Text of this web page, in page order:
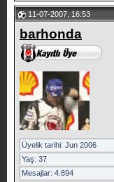
11-07-2007, 16:53
barhonda
Üyelik tarihi: Jun 2006
Yaş: 37
Mesajlar: 4.894